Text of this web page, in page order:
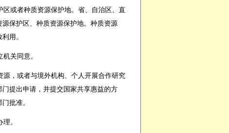
或者种质资源保护地。省、自治区、直
保护区、种质资源保护地。种质资源
用。
关同意。
，或者与境外机构、个人开展合作研究
提出申请，并提交国家共享惠益的方
批准。
。